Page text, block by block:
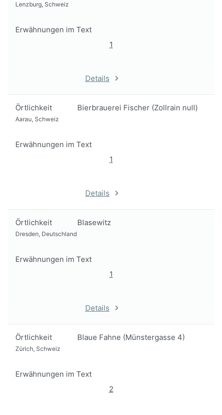
Lenzburg, Schweiz
Erwähnungen im Text
1
Details
Örtlichkeit Bierbrauerei Fischer (Zollrain null)
Aarau, Schweiz
Erwähnungen im Text
1
Details
Örtlichkeit Blasewitz
Dresden, Deutschland
Erwähnungen im Text
1
Details
Örtlichkeit Blaue Fahne (Münstergasse 4)
Zürich, Schweiz
Erwähnungen im Text
2